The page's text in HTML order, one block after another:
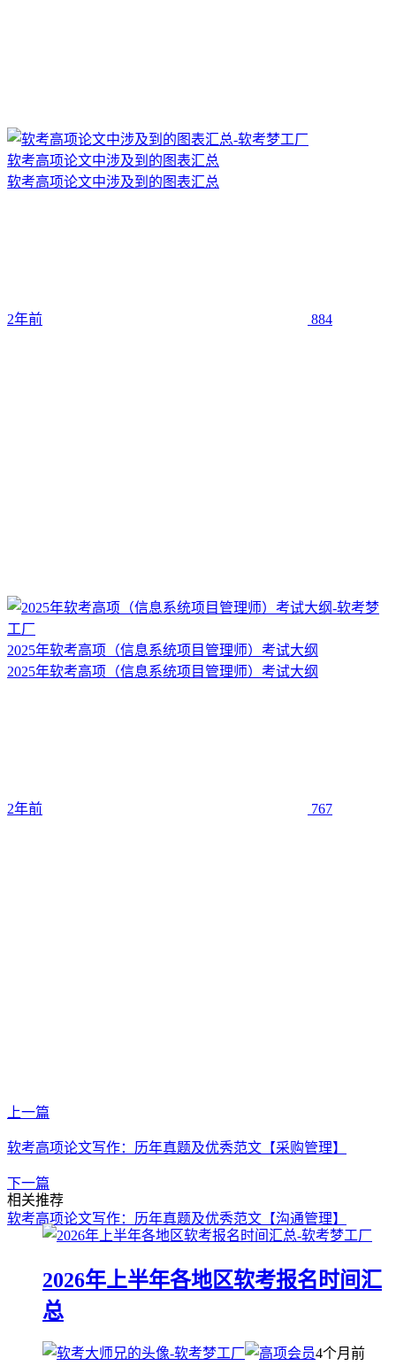
软考高项论文中涉及到的图表汇总
软考高项论文中涉及到的图表汇总
2年前 884
2025年软考高项（信息系统项目管理师）考试大纲
2025年软考高项（信息系统项目管理师）考试大纲
2年前 767
上一篇
软考高项论文写作：历年真题及优秀范文【采购管理】
下一篇
软考高项论文写作：历年真题及优秀范文【沟通管理】
相关推荐
2026年上半年各地区软考报名时间汇
总
4个月前